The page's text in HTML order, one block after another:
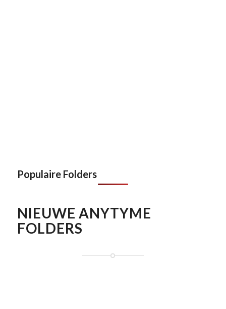
Populaire Folders
NIEUWE ANYTYME
FOLDERS